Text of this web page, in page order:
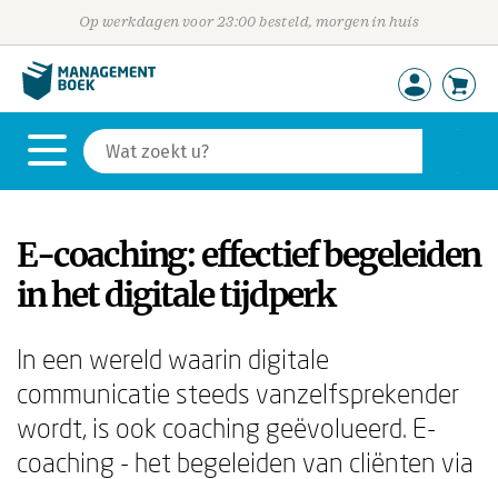
Op werkdagen voor 23:00 besteld, morgen in huis
E-coaching: effectief begeleiden
in het digitale tijdperk
In een wereld waarin digitale
communicatie steeds vanzelfsprekender
wordt, is ook coaching geëvolueerd. E-
coaching - het begeleiden van cliënten via